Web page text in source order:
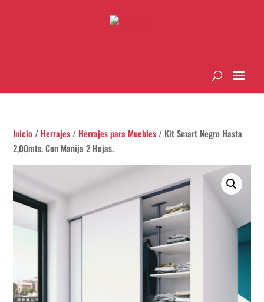
Inicio / Herrajes / Herrajes para Muebles / Kit Smart Negro Hasta
2,00mts. Con Manija 2 Hojas.